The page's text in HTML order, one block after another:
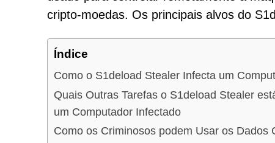
cripto-moedas. Os principais alvos do
Índice
Como o S1deload Stealer Infecta um
Quais Outras Tarefas o S1deload Stealer
um Computador Infectado
Como os Criminosos podem Usar os Dados